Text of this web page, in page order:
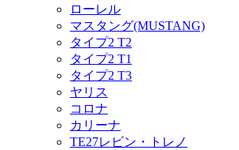
ローレル
マスタング(MUSTANG)
タイプ2 T2
タイプ2 T1
タイプ2 T3
ヤリス
コロナ
カリーナ
TE27レビン・トレノ